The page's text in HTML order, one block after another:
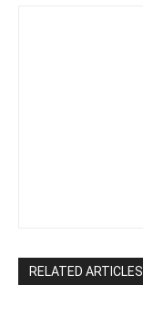
RELATED ARTICLES